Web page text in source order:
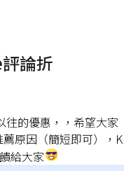
論折
往的優惠，，希望大家
原因（簡短即可），K
給大家